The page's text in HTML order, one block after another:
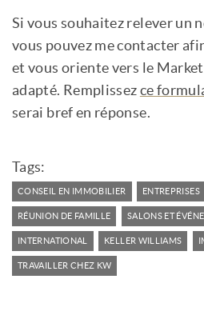
Si vous souhaitez relever un
vous pouvez me contacter
et vous oriente vers le
adapté. Remplissez ce
serai bref en réponse.
Tags:
CONSEIL EN IMMOBILIER ENTREPRISES
RÉUNION DE FAMILLE SALONS ET
INTERNATIONAL KELLER WILLIAMS
TRAVAILLER CHEZ KW